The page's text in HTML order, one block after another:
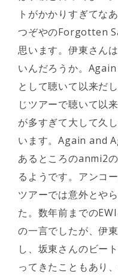
トがかかりすぎてな
つぞやのForgotten
思います。伊東さん
いんだろうか。
として聴いて以来だ
じツアーで聴いて以
が多すぎて大して久
います。Again and
あるところのanmi2
るようです。アンコ
ツアーでは意外とや
た。数年前までの
の一言でしたが、伊
し、坂東さんのビー
ってきたこともあり